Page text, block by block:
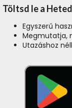
Töltsd le a
Egyszerű
Megmutatja,
Utazáshoz